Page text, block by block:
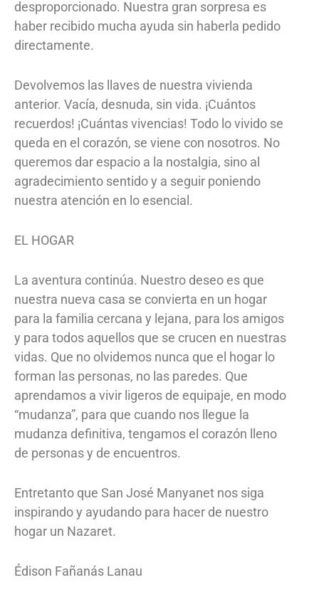
desproporcionado. Nuestra gran sorpresa es
haber recibido mucha ayuda sin haberla pedido
directamente.
Devolvemos las llaves de nuestra vivienda
anterior. Vacía, desnuda, sin vida. ¡Cuántos
recuerdos! ¡Cuántas vivencias! Todo lo vivido se
queda en el corazón, se viene con nosotros. No
queremos dar espacio a la nostalgia, sino al
agradecimiento sentido y a seguir poniendo
nuestra atención en lo esencial.
EL HOGAR
La aventura continúa. Nuestro deseo es que
nuestra nueva casa se convierta en un hogar
para la familia cercana y lejana, para los amigos
y para todos aquellos que se crucen en nuestras
vidas. Que no olvidemos nunca que el hogar lo
forman las personas, no las paredes. Que
aprendamos a vivir ligeros de equipaje, en modo
“mudanza”, para que cuando nos llegue la
mudanza definitiva, tengamos el corazón lleno
de personas y de encuentros.
Entretanto que San José Manyanet nos siga
inspirando y ayudando para hacer de nuestro
hogar un Nazaret.
Édison Fañanás Lanau